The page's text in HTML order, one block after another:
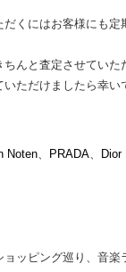
くにはお客様にも定
ちんと査定させていた
ただけましたら幸い
Noten、 PRADA、 Dior
ッピング巡り、音楽